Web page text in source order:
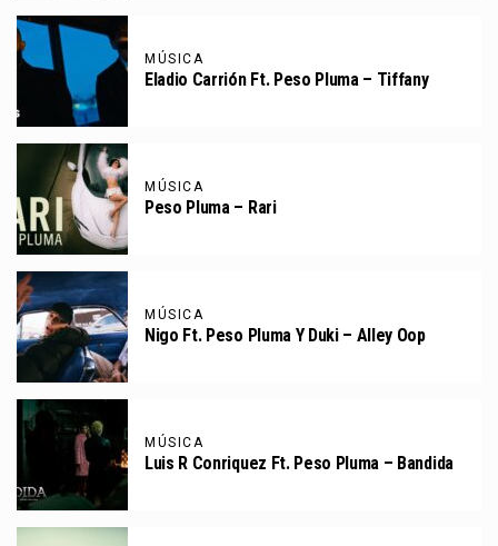
MÚSICA
Eladio Carrión Ft. Peso Pluma – Tiffany
MÚSICA
Peso Pluma – Rari
MÚSICA
Nigo Ft. Peso Pluma Y Duki – Alley Oop
MÚSICA
Luis R Conriquez Ft. Peso Pluma – Bandida